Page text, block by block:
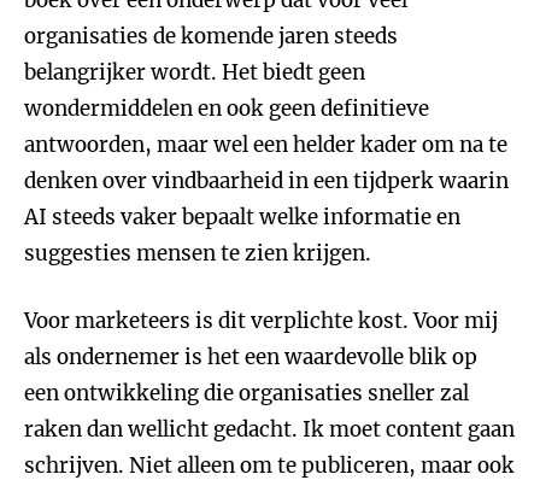
organisaties de komende jaren steeds
belangrijker wordt. Het biedt geen
wondermiddelen en ook geen definitieve
antwoorden, maar wel een helder kader om na te
denken over vindbaarheid in een tijdperk waarin
AI steeds vaker bepaalt welke informatie en
suggesties mensen te zien krijgen.
Voor marketeers is dit verplichte kost. Voor mij
als ondernemer is het een waardevolle blik op
een ontwikkeling die organisaties sneller zal
raken dan wellicht gedacht. Ik moet content gaan
schrijven. Niet alleen om te publiceren, maar ook